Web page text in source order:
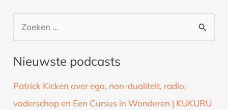
e
k
Nieuwste podcasts
Patrick Kicken over ego, non-dualiteit, radio,
vaderschap en Een Cursus in Wonderen | KUKURU